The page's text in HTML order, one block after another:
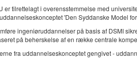
er tilrettelagt i overensstemmelse med
'Den Syddanske Model
ingeniøruddannelser på basis af DSMI
på beherskelse af en række centrale
fra uddannelseskonceptet gengivet -